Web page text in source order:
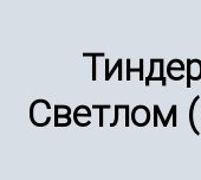
Светлом